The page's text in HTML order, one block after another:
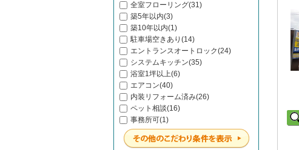
全室フローリング(31)
築5年以内(3)
築10年以内(1)
駐車場空きあり(14)
エントランスオートロック(24)
システムキッチン(35)
浴室1坪以上(6)
エアコン(40)
内装リフォーム済み(26)
ペット相談(16)
事務所可(1)